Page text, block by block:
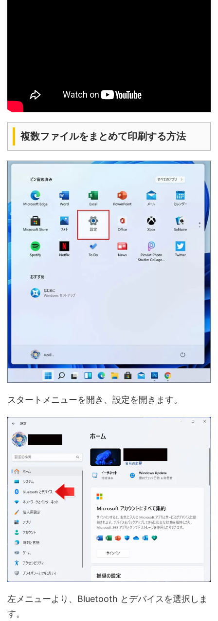
複数ファイルをまとめて印刷する方法
スタートメニューを開き、設定を開きます。
左メニューより、Bluetooth とデバイスを選択しま
す。